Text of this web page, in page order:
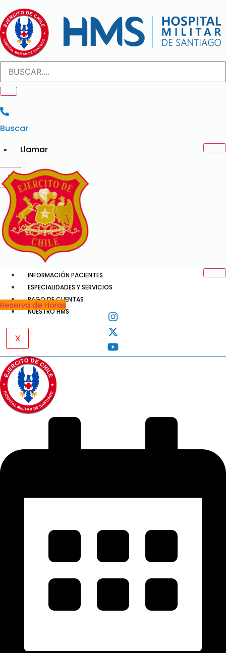
al
contenido
Buscar
Llamar
X
INFORMACIÓN PACIENTES
ESPECIALIDADES Y SERVICIOS
PAGO DE CUENTAS
NUESTRO HMS
X
Reserva de Horas